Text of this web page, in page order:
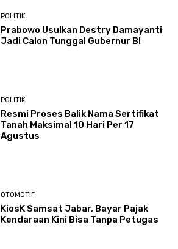
POLITIK
Prabowo Usulkan Destry Damayanti
Jadi Calon Tunggal Gubernur BI
POLITIK
Resmi Proses Balik Nama Sertifikat
Tanah Maksimal 10 Hari Per 17
Agustus
OTOMOTIF
KiosK Samsat Jabar, Bayar Pajak
Kendaraan Kini Bisa Tanpa Petugas